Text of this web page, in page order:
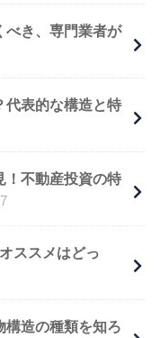
べき、専門業者が
代表的な構造と特
！不動産投資の特
ススメはどっ
構造の種類を知ろ